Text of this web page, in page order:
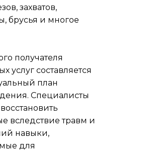
захватов,
брусья и многое
получателя
услуг составляется
план
Специалисты
вследствие травм и
навыки,
для